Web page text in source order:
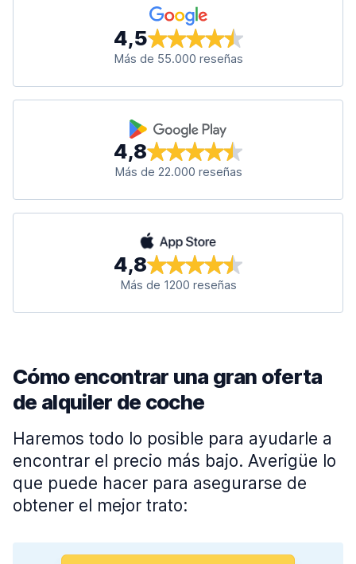
4,5
Más de 55.000 reseñas
4,8
Más de 22.000 reseñas
4,8
Más de 1200 reseñas
Cómo encontrar una gran oferta
de alquiler de coche
Haremos todo lo posible para ayudarle a
encontrar el precio más bajo. Averigüe lo
que puede hacer para asegurarse de
obtener el mejor trato: